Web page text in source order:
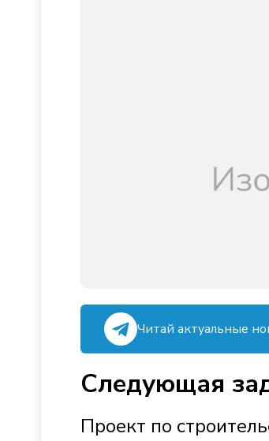
Читай актуальные
Следующая
Проект по